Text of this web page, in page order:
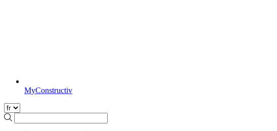
MyConstructiv